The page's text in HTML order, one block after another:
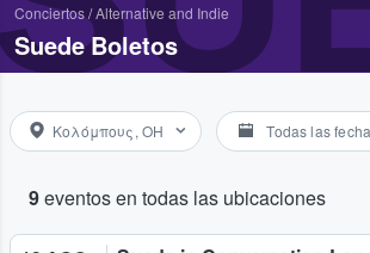
Conciertos/Alternative and Indie
Suede Boletos
Κολόμπους, OH Todas las
9eventos en todas las ubicaciones